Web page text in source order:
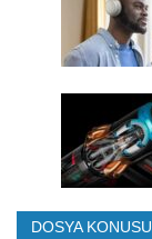
DOSYA KONUSU